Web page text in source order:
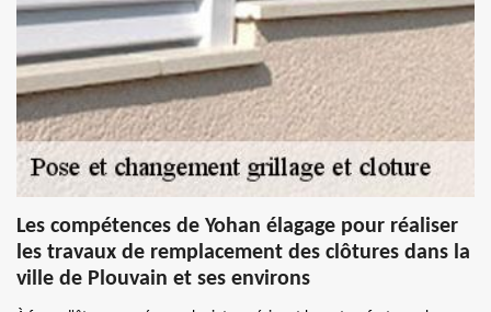
Les compétences de Yohan élagage pour réaliser
les travaux de remplacement des clôtures dans la
ville de Plouvain et ses environs